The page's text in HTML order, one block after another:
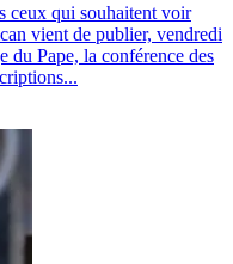
ceux qui souhaitent voir
vient de publier, vendredi
du Pape, la conférence des